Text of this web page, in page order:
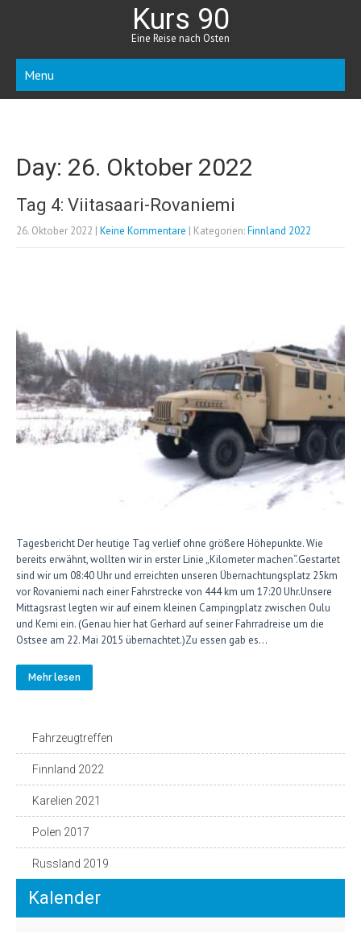
Kurs 90
Eine Reise nach Osten
Menu
Day: 26. Oktober 2022
Tag 4: Viitasaari-Rovaniemi
26. Oktober 2022 | Keine Kommentare | Kategorien:Finnland 2022
Tagesbericht Der heutige Tag verlief ohne größere Höhepunkte. Wie
bereits erwähnt, wollten wir in erster Linie „Kilometer machen“.Gestartet
sind wir um 08:40 Uhr und erreichten unseren Übernachtungsplatz 25km
vor Rovaniemi nach einer Fahrstrecke von 444 km um 17:20 Uhr.Unsere
Mittagsrast legten wir auf einem kleinen Campingplatz zwischen Oulu
und Kemi ein. (Genau hier hat Gerhard auf seiner Fahrradreise um die
Ostsee am 22. Mai 2015 übernachtet.)Zu essen gab es…
Mehr lesen
Fahrzeugtreffen
Finnland 2022
Karelien 2021
Polen 2017
Russland 2019
Kalender